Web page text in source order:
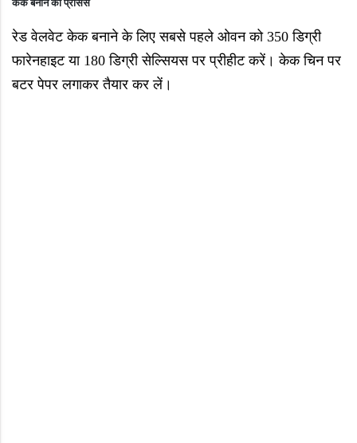
केक बनाने की प्रोसेस
रेड वेलवेट केक बनाने के लिए सबसे पहले ओवन को 350 डिग्री
फारेनहाइट या 180 डिग्री सेल्सियस पर प्रीहीट करें। केक चिन पर
बटर पेपर लगाकर तैयार कर लें।